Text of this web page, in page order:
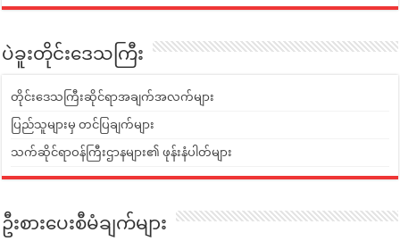
ပဲခူးတိုင်းဒေသကြီး
တိုင်းဒေသကြီးဆိုင်ရာအချက်အလက်များ
ပြည်သူများမှ တင်ပြချက်များ
သက်ဆိုင်ရာဝန်ကြီးဌာနများ၏ ဖုန်းနံပါတ်များ
ဦးစားပေးစီမံချက်များ